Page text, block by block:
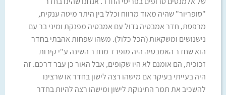
"סופריור" שהיה מאוד מרווח וכלל בין היתר מיטה ענקית,
מרפסת, חדר אמבטיה גדול עם אמבטיה מפנקת ומיני בר עם
נישנושים ומשקאות (הכל כלול). משהו שפחות אהבתי בחדר
הוא שחדר האמבטיה היה מופרד מחדר השינה ע"י קירות
זכוכית, הם אומנם לא היו שקופים, אבל האור כן עבר דרכם. זה
היה בעייתי בעיקר אם מישהו רצה לישון בחדר או שרצינו
להשכיב את תמר התינוקת לישון ומישהו רצה להיות בחדר